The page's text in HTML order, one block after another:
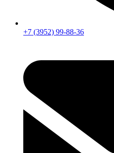
+7 (3952) 99-88-36